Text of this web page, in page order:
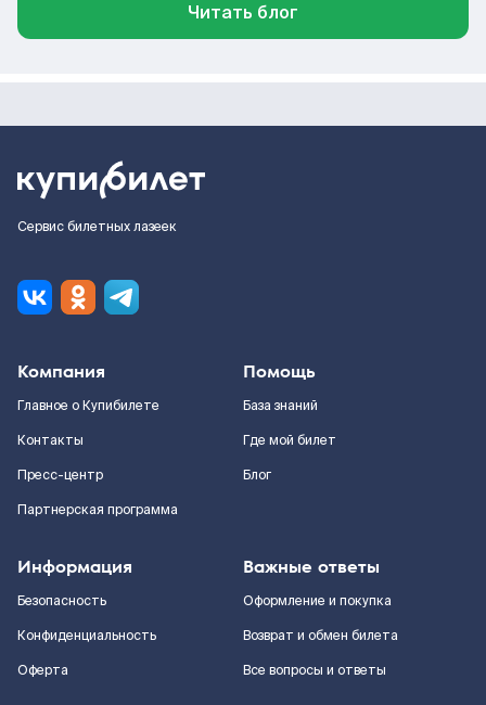
Читать блог
Сервис билетных лазеек
Компания
Главное о Купибилете
Контакты
Пресс-центр
Партнерская программа
Помощь
База знаний
Где мой билет
Блог
Информация
Безопасность
Конфиденциальность
Оферта
Важные ответы
Оформление и покупка
Возврат и обмен билета
Все вопросы и ответы